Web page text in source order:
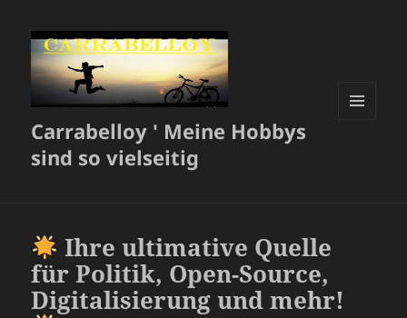
Carrabelloy ' Meine Hobbys
sind so vielseitig
Ihre ultimative Quelle
für Politik, Open-Source,
Digitalisierung und mehr!